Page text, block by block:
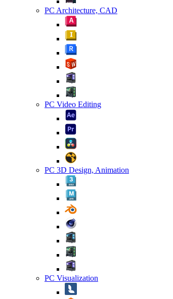
PC Architecture, CAD
PC Video Editing
PC 3D Design, Animation
PC Visualization